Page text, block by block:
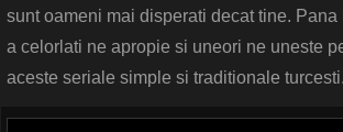
sunt oameni mai disperati decat tine. Pana
a celorlati ne apropie si uneori ne uneste
aceste seriale simple si traditionale turcesti.